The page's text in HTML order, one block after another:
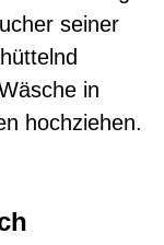
seiner
in
hochziehen.